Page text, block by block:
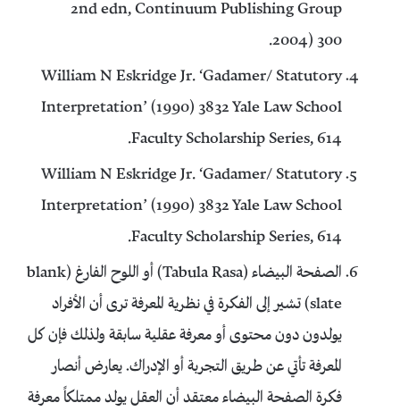
2nd edn, Continuum Publishing Group
2004) 300.
William N Eskridge Jr. ‘Gadamer/ Statutory
Interpretation’ (1990) 3832 Yale Law School
Faculty Scholarship Series, 614.
William N Eskridge Jr. ‘Gadamer/ Statutory
Interpretation’ (1990) 3832 Yale Law School
Faculty Scholarship Series, 614.
الصفحة البيضاء (Tabula Rasa) أو اللوح الفارغ (blank
slate) تشير إلى الفكرة في نظرية المعرفة ترى أن الأفراد
يولدون دون محتوى أو معرفة عقلية سابقة ولذلك فإن كل
المعرفة تأتي عن طريق التجربة أو الإدراك. يعارض أنصار
فكرة الصفحة البيضاء معتقد أن العقل يولد ممتلكاً معرفة